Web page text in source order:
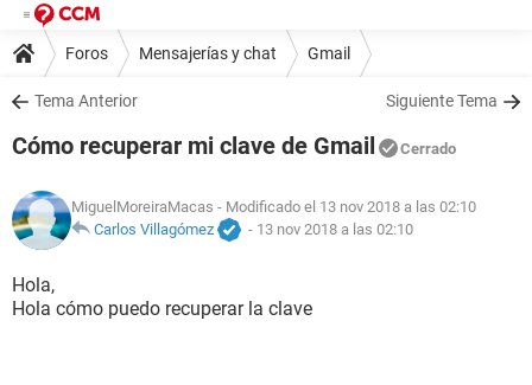
Foros Mensajerías y chat Gmail
Tema Anterior Siguiente Tema
Cómo recuperar mi clave de Gmail Cerrado
MiguelMoreiraMacas - Modificado el 13 nov 2018 a las 02:10
Carlos Villagómez
- 13 nov 2018 a las 02:10
Hola,
Hola cómo puedo recuperar la clave